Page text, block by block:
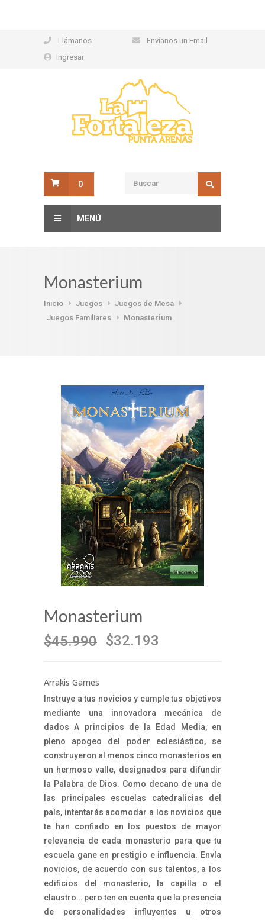
Llámanos
Envíanos un Email
Ingresar
0
MENÚ
Monasterium
Inicio Juegos
Juegos de Mesa
Juegos Familiares
Monasterium
Monasterium
$45.990 $32.193
Arrakis Games
Instruye a tus novicios y cumple tus objetivos
mediante una innovadora mecánica de
dados A principios de la Edad Media, en
pleno apogeo del poder eclesiástico, se
construyeron al menos cinco monasterios en
un hermoso valle, designados para difundir
la Palabra de Dios. Como decano de una de
las principales escuelas catedralicias del
país, intentarás acomodar a los novicios que
te han confiado en los puestos de mayor
relevancia de cada monasterio para que tu
escuela gane en prestigio e influencia. Envía
novicios, de acuerdo con sus talentos, a los
edificios del monasterio, la capilla o el
claustro… pero ten en cuenta que la presencia
de personalidades influyentes u otros